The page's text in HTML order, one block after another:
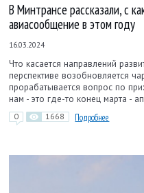
В Минтрансе рассказали, с
авиасообщение в этом году
16.03.2024
Что касается направлений
перспективе возобновляется
прорабатывается вопрос по
нам - это где-то конец марта -
0 1668 Подробнее